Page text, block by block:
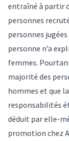
entraîné à partir
personnes
personnes
personne n’a
femmes.
majorité des
hommes et que
responsabilités
déduit par elle-
promotion chez